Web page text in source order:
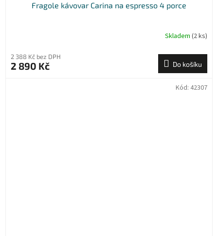
Fragole kávovar Carina na espresso 4 porce
Skladem (2 ks)
2 388 Kč bez DPH
2 890 Kč Do košíku
Kód: 42307